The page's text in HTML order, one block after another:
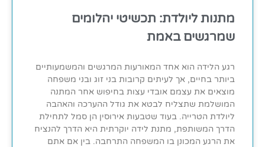
מתנות ליולדת: תכשיטי יהלומים
שמרגשים באמת
רגע הלידה הוא אחד המאורעות המרגשים והמשמעותיים
ביותר בחיים, אך לעיתים קרובות בני זוג ובני משפחה
מוצאים את עצמם אובדי עצות בחיפוש אחר המתנה
המושלמת שתצליח לבטא את גודל ההערכה והאהבה
ליולדת הטרייה. בעוד שטבעות אירוסין הן סמל לתחילת
הדרך המשותפת, מתנת לידה יוקרתית היא הדרך להנציח
את הרגע המכונן בו המשפחה התרחבה. בין אם אתם